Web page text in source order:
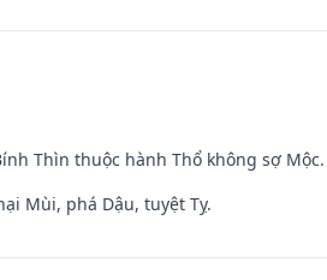
Thìn thuộc hành Thổ không sợ Mộc.
Mùi, phá Dậu, tuyệt Tỵ.